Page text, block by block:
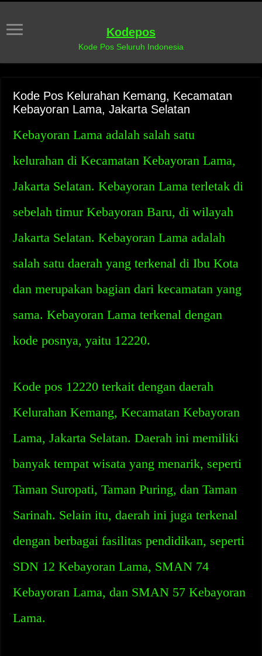
Kodepos
Kode Pos Seluruh Indonesia
Kode Pos Kelurahan Kemang, Kecamatan
Kebayoran Lama, Jakarta Selatan
Kebayoran Lama adalah salah satu
kelurahan di Kecamatan Kebayoran Lama,
Jakarta Selatan. Kebayoran Lama terletak di
sebelah timur Kebayoran Baru, di wilayah
Jakarta Selatan. Kebayoran Lama adalah
salah satu daerah yang terkenal di Ibu Kota
dan merupakan bagian dari kecamatan yang
sama. Kebayoran Lama terkenal dengan
kode posnya, yaitu 12220.
Kode pos 12220 terkait dengan daerah
Kelurahan Kemang, Kecamatan Kebayoran
Lama, Jakarta Selatan. Daerah ini memiliki
banyak tempat wisata yang menarik, seperti
Taman Suropati, Taman Puring, dan Taman
Sarinah. Selain itu, daerah ini juga terkenal
dengan berbagai fasilitas pendidikan, seperti
SDN 12 Kebayoran Lama, SMAN 74
Kebayoran Lama, dan SMAN 57 Kebayoran
Lama.